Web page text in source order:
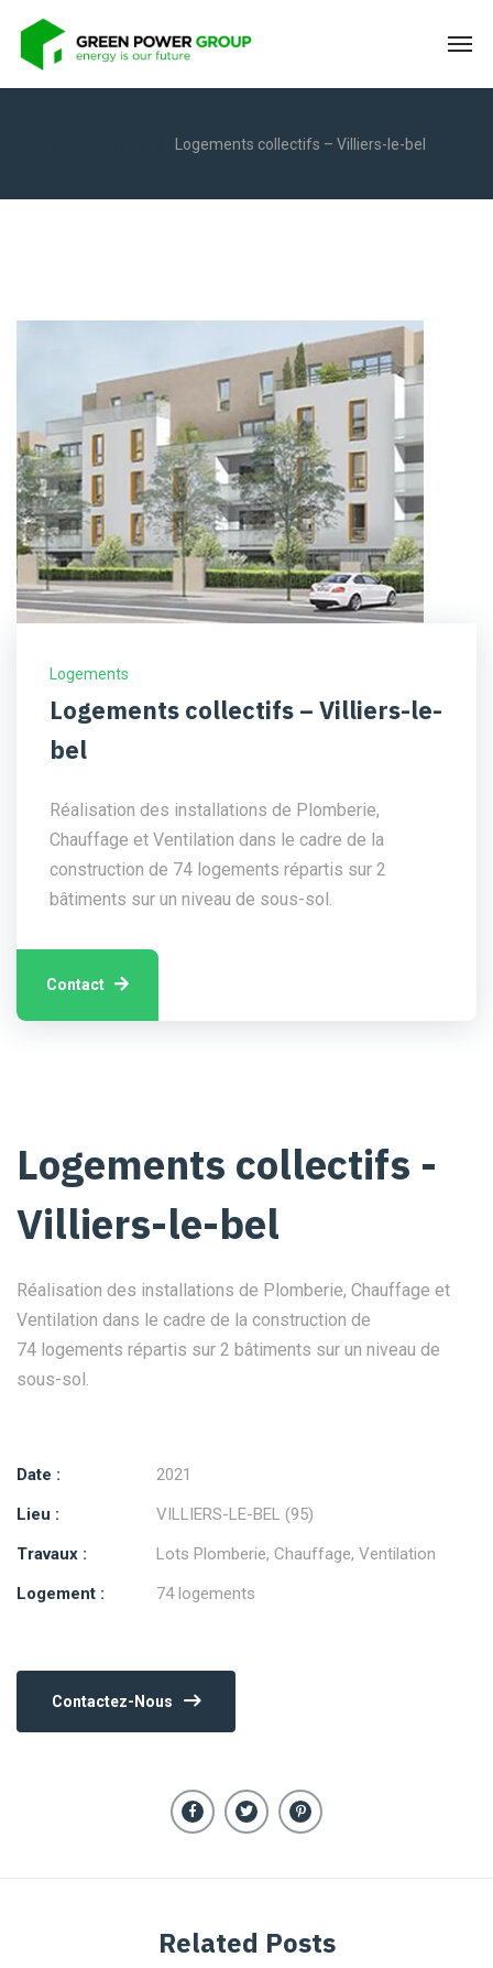
Logements collectifs – Villiers-le-bel
Logements
Logements collectifs – Villiers-le-
bel
Réalisation des installations de Plomberie,
Chauffage et Ventilation dans le cadre de la
construction de 74 logements répartis sur 2
bâtiments sur un niveau de sous-sol.
Contact
Logements collectifs -
Villiers-le-bel
Réalisation des installations de Plomberie, Chauffage et
Ventilation dans le cadre de la construction de
74 logements répartis sur 2 bâtiments sur un niveau de
sous-sol.
Date :
2021
Lieu :
VILLIERS-LE-BEL (95)
Travaux :
Lots Plomberie, Chauffage, Ventilation
Logement :
74 logements
Contactez-Nous
Related Posts